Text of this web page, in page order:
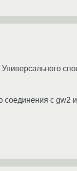
с gw2